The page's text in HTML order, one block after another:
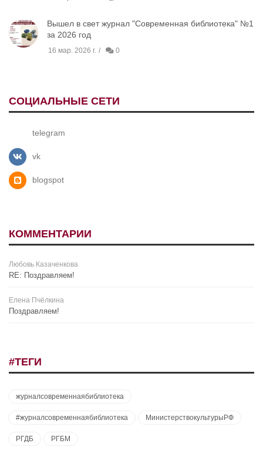
Вышел в свет журнал "Современная библиотека" №1
за 2026 год
16 мар. 2026 г. 0
СОЦИАЛЬНЫЕ СЕТИ
telegram
vk
blogspot
КОММЕНТАРИИ
Любовь Казаченкова
RE: Поздравляем!
Елена Пчёлкина
Поздравляем!
#ТЕГИ
журналсовременнаябиблиотека
#журналсовременнаябиблиотека МинистерствокультурыРФ
РГДБ РГБМ